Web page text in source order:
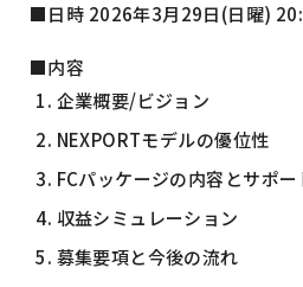
■日時 2026年3月29日(日曜)
■内容
企業概要/ビジョン
NEXPORTモデルの優位性
FCパッケージの内容とサポー
収益シミュレーション
募集要項と今後の流れ